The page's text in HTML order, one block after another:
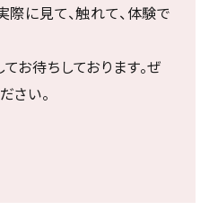
際に見て、触れて、体験で
お待ちしております。ぜ
さい。